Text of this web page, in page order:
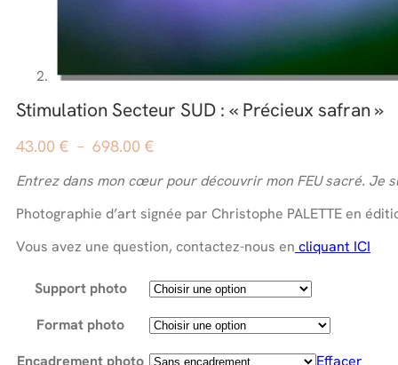
Stimulation Secteur SUD : « Précieux safran »
43.00 € – 698.00 €Plage
prix :
43.00 €
à
698.00 €
Entrez dans mon cœur pour découvrir mon FEU sacré. Je
Photographie d’art signée par Christophe PALETTE en
Vous avez une question, contactez-nous en cliquant ICI
Support photo
Format photo